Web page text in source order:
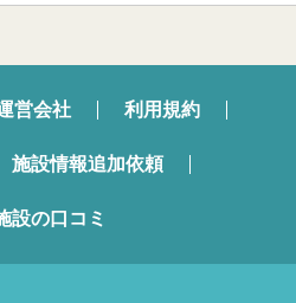
営会社 利用規約
施設情報追加依頼
設の口コミ